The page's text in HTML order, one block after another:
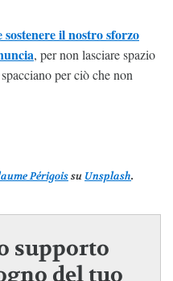
il nostro sforzo
, per non lasciare spazio
per ciò che non
Périgoissu Unsplash.
supporto
del tuo